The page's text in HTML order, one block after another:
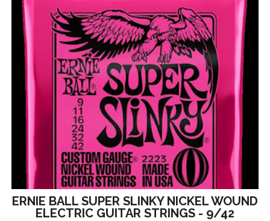
ERNIE BALL SUPER SLINKY NICKEL WOUND
ELECTRIC GUITAR STRINGS - 9/42